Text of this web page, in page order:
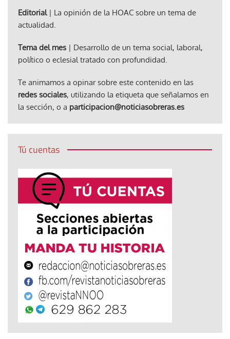
Editorial| La opinión de la HOAC sobre un tema de
actualidad.
Tema del mes | Desarrollo de un tema social, laboral,
político o eclesial tratado con profundidad.
Te animamos a opinar sobre este contenido en las
redes sociales, utilizando la etiqueta que señalamos en
la sección, o a participacion@noticiasobreras.es
Tú cuentas